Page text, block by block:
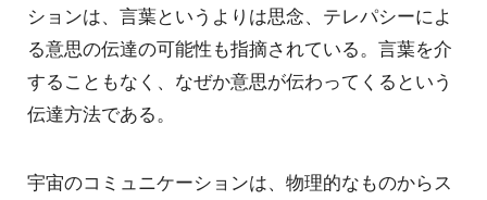
ションは、言葉というよりは思念、テレパシーによ
る意思の伝達の可能性も指摘されている。言葉を介
することもなく、なぜか意思が伝わってくるという
伝達方法である。
宇宙のコミュニケーションは、物理的なものからス